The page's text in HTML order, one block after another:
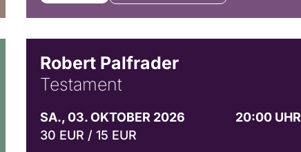
Robert Palfrader
Testament
SA., 03. OKTOBER 2026
20:00 UHR
30 EUR / 15 EUR